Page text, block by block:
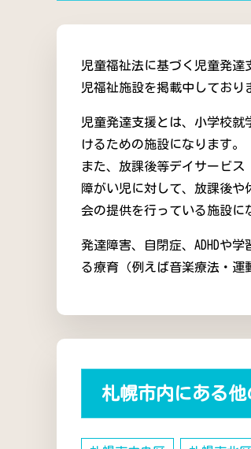
児童福祉法に基づく児童発達
児福祉施設を掲載中しており
児童発達支援とは、小学校就
けるための施設になります。
また、放課後等デイサービ
障がい児に対して、放課後
会の提供を行っている施設に
発達障害、自閉症、ADHDや
る療育（例えば音楽療法・運
札幌市内にある